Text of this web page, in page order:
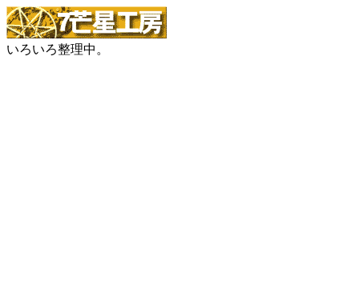
いろいろ整理中。